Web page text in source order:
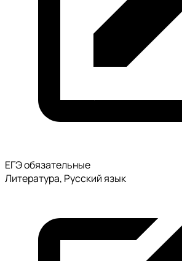
ЕГЭ обязательные
Литература, Русский язык